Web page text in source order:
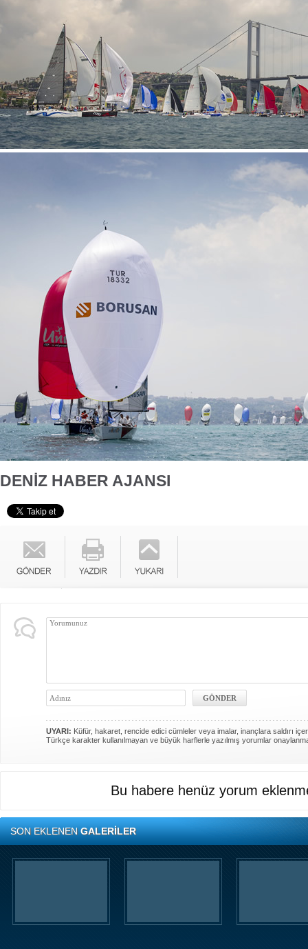
DENİZ HABER AJANSI
UYARI: Küfür, hakaret, rencide edici cümleler veya imalar, inançlara saldırı
Türkçe karakter kullanılmayan ve büyük harflerle yazılmış yorumlar
Bu habere henüz yorum
SON EKLENENGALERİLER